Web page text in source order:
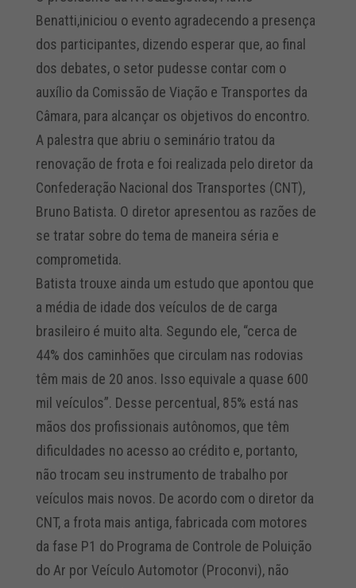
Benatti,iniciou o evento agradecendo a presença
dos participantes, dizendo esperar que, ao final
dos debates, o setor pudesse contar com o
auxílio da Comissão de Viação e Transportes da
Câmara, para alcançar os objetivos do encontro.
A palestra que abriu o seminário tratou da
renovação de frota e foi realizada pelo diretor da
Confederação Nacional dos Transportes (CNT),
Bruno Batista. O diretor apresentou as razões de
se tratar sobre do tema de maneira séria e
comprometida.
Batista trouxe ainda um estudo que apontou que
a média de idade dos veículos de de carga
brasileiro é muito alta. Segundo ele, “cerca de
44% dos caminhões que circulam nas rodovias
têm mais de 20 anos. Isso equivale a quase 600
mil veículos”. Desse percentual, 85% está nas
mãos dos profissionais autônomos, que têm
dificuldades no acesso ao crédito e, portanto,
não trocam seu instrumento de trabalho por
veículos mais novos. De acordo com o diretor da
CNT, a frota mais antiga, fabricada com motores
da fase P1 do Programa de Controle de Poluição
do Ar por Veículo Automotor (Proconvi), não